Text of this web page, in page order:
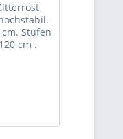
Stufen
cm .